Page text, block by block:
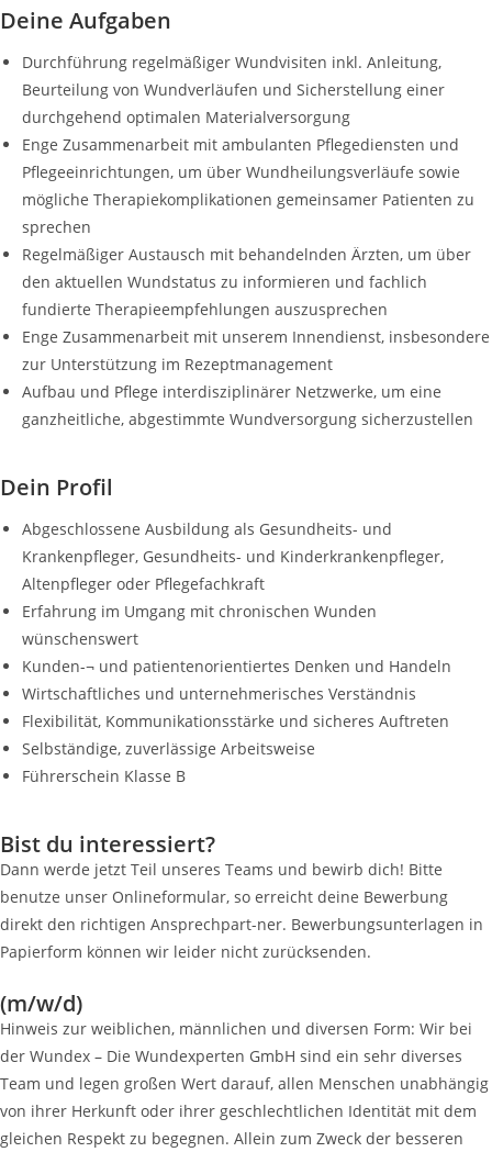
Deine Aufgaben
Durchführung regelmäßiger Wundvisiten inkl. Anleitung,
Beurteilung von Wundverläufen und Sicherstellung einer
durchgehend optimalen Materialversorgung
Enge Zusammenarbeit mit ambulanten Pflegediensten und
Pflegeeinrichtungen, um über Wundheilungsverläufe sowie
mögliche Therapiekomplikationen gemeinsamer Patienten zu
sprechen
Regelmäßiger Austausch mit behandelnden Ärzten, um über
den aktuellen Wundstatus zu informieren und fachlich
fundierte Therapieempfehlungen auszusprechen
Enge Zusammenarbeit mit unserem Innendienst, insbesondere
zur Unterstützung im Rezeptmanagement
Aufbau und Pflege interdisziplinärer Netzwerke, um eine
ganzheitliche, abgestimmte Wundversorgung sicherzustellen
Dein Profil
Abgeschlossene Ausbildung als Gesundheits- und
Krankenpfleger, Gesundheits- und Kinderkrankenpfleger,
Altenpfleger oder Pflegefachkraft
Erfahrung im Umgang mit chronischen Wunden
wünschenswert
Kunden-¬ und patientenorientiertes Denken und Handeln
Wirtschaftliches und unternehmerisches Verständnis
Flexibilität, Kommunikationsstärke und sicheres Auftreten
Selbständige, zuverlässige Arbeitsweise
Führerschein Klasse B
Bist du interessiert?
Dann werde jetzt Teil unseres Teams und bewirb dich! Bitte
benutze unser Onlineformular, so erreicht deine Bewerbung
direkt den richtigen Ansprechpart-ner. Bewerbungsunterlagen in
Papierform können wir leider nicht zurücksenden.
(m/w/d)
Hinweis zur weiblichen, männlichen und diversen Form: Wir bei
der Wundex – Die Wundexperten GmbH sind ein sehr diverses
Team und legen großen Wert darauf, allen Menschen unabhängig
von ihrer Herkunft oder ihrer geschlechtlichen Identität mit dem
gleichen Respekt zu begegnen. Allein zum Zweck der besseren